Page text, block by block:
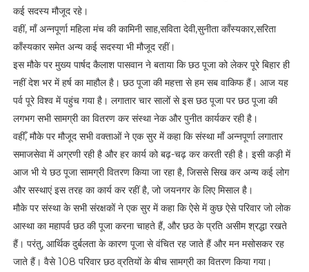
कई सदस्य मौजूद रहे।
वहीं, माँ अन्नपूर्णा महिला मंच की कामिनी साह,सविता देवी,सुनीता काँस्यकार,सरिता
काँस्यकार समेत अन्य कई सदस्या भी मौजूद रहीं।
इस मौके पर मुख्य पार्षद कैलाश पासवान ने बताया कि छठ पूजा को लेकर पूरे बिहार ही
नहीं देश भर में हर्ष का माहौल है। छठ पूजा की महत्ता से हम सब वाकिफ हैं। आज यह
पर्व पूरे विश्व में पहुंच गया है। लगातार चार सालों से इस छठ पूजा पर छठ पूजा की
लगभग सभी सामग्री का वितरण कर संस्था नेक और पुनीत कार्यकर रही है।
वहीँ, मौके पर मौजूद सभी वक्ताओं ने एक सुर में कहा कि संस्था माँ अन्नपूर्णा लगातार
समाजसेवा में अग्रणी रही है और हर कार्य को बढ़-चढ़ कर करती रही है। इसी कड़ी में
आज भी ये छठ पूजा सामग्री वितरण किया जा रहा है, जिससे सिख कर अन्य कई लोग
और सस्थाएं इस तरह का कार्य कर रहीं है, जो जयनगर के लिए मिसाल है।
मौके पर संस्था के सभी संरक्षकों ने एक सुर में कहा कि ऐसे में कुछ ऐसे परिवार जो लोक
आस्था का महापर्व छठ की पूजा करना चाहते हैं, और छठ के प्रति असीम श्रद्धा रखते
हैं। परंतु, आर्थिक दुर्बलता के कारण पूजा से वंचित रह जाते हैं और मन मसोसकर रह
जाते हैं। वैसे 108 परिवार छठ व्रतियों के बीच सामग्री का वितरण किया गया।